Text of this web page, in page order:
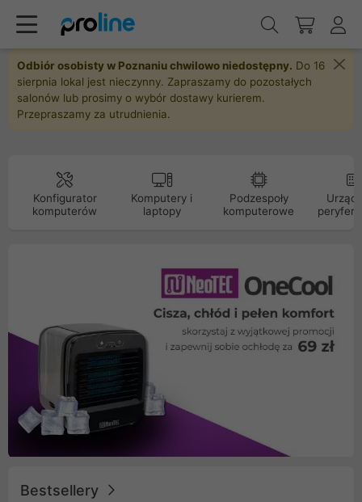
Odbiór osobisty w Poznaniu chwilowo niedostępny. Do 16
sierpnia lokal jest nieczynny. Zapraszamy do pozostałych
salonów lub prosimy o wybór dostawy kurierem.
Przepraszamy za utrudnienia.
Konfigurator
komputerów
Komputery i
laptopy
Podzespoły
komputerowe
Bestsellery